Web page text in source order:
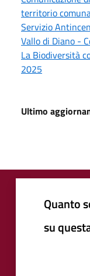
territorio
Servizio
Vallo di Diano -
La Biodiversità
2025
Ultimo
Quanto
su